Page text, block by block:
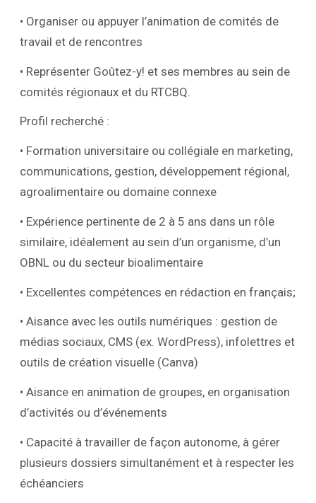
• Organiser ou appuyer l’animation de comités de
travail et de rencontres
• Représenter Goûtez-y! et ses membres au sein de
comités régionaux et du RTCBQ.
Profil recherché :
• Formation universitaire ou collégiale en marketing,
communications, gestion, développement régional,
agroalimentaire ou domaine connexe
• Expérience pertinente de 2 à 5 ans dans un rôle
similaire, idéalement au sein d’un organisme, d’un
OBNL ou du secteur bioalimentaire
• Excellentes compétences en rédaction en français;
• Aisance avec les outils numériques : gestion de
médias sociaux, CMS (ex. WordPress), infolettres et
outils de création visuelle (Canva)
• Aisance en animation de groupes, en organisation
d’activités ou d’événements
• Capacité à travailler de façon autonome, à gérer
plusieurs dossiers simultanément et à respecter les
échéanciers